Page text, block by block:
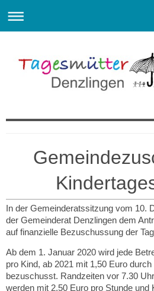
In der Gemeinderatssitzung vom 10.
der Gemeinderat Denzlingen dem
auf finanzielle Bezuschussung der
Ab dem 1. Januar 2020 wird jede
pro Kind, ab 2021 mit 1,50 Euro
bezuschusst. Randzeiten vor 7.30
werden mit 2,50 Euro pro Stunde und